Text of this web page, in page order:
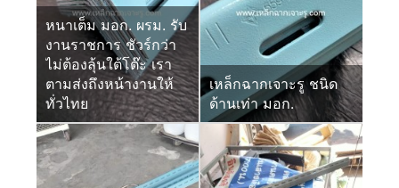
หนาเต็ม มอก. ผรม. รับ
งานราชการ ชัวร์กว่า
ไม่ต้องลุ้นใต้โต๊ะ เรา
ตามส่งถึงหน้างานให้
ทั่วไทย
เหล็กฉากเจาะรู ชนิด
ด้านเท่า มอก.